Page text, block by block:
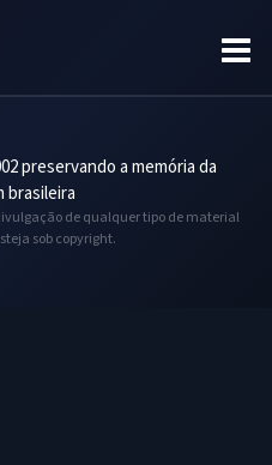
preservando a memória da
brasileira
de qualquer tipo de material
sob copyright.